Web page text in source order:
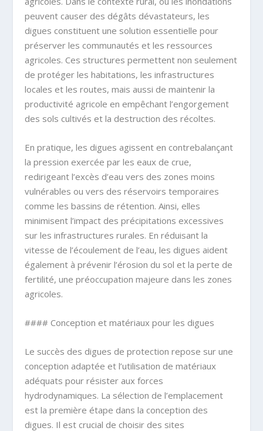
peuvent causer des dégâts dévastateurs, les
digues constituent une solution essentielle pour
préserver les communautés et les ressources
agricoles. Ces structures permettent non seulement
de protéger les habitations, les infrastructures
locales et les routes, mais aussi de maintenir la
productivité agricole en empêchant l’engorgement
des sols cultivés et la destruction des récoltes.
En pratique, les digues agissent en contrebalançant
la pression exercée par les eaux de crue,
redirigeant l’excès d’eau vers des zones moins
vulnérables ou vers des réservoirs temporaires
comme les bassins de rétention. Ainsi, elles
minimisent l’impact des précipitations excessives
sur les infrastructures rurales. En réduisant la
vitesse de l’écoulement de l’eau, les digues aident
également à prévenir l’érosion du sol et la perte de
fertilité, une préoccupation majeure dans les zones
agricoles.
#### Conception et matériaux pour les digues
Le succès des digues de protection repose sur une
conception adaptée et l’utilisation de matériaux
adéquats pour résister aux forces
hydrodynamiques. La sélection de l’emplacement
est la première étape dans la conception des
digues. Il est crucial de choisir des sites